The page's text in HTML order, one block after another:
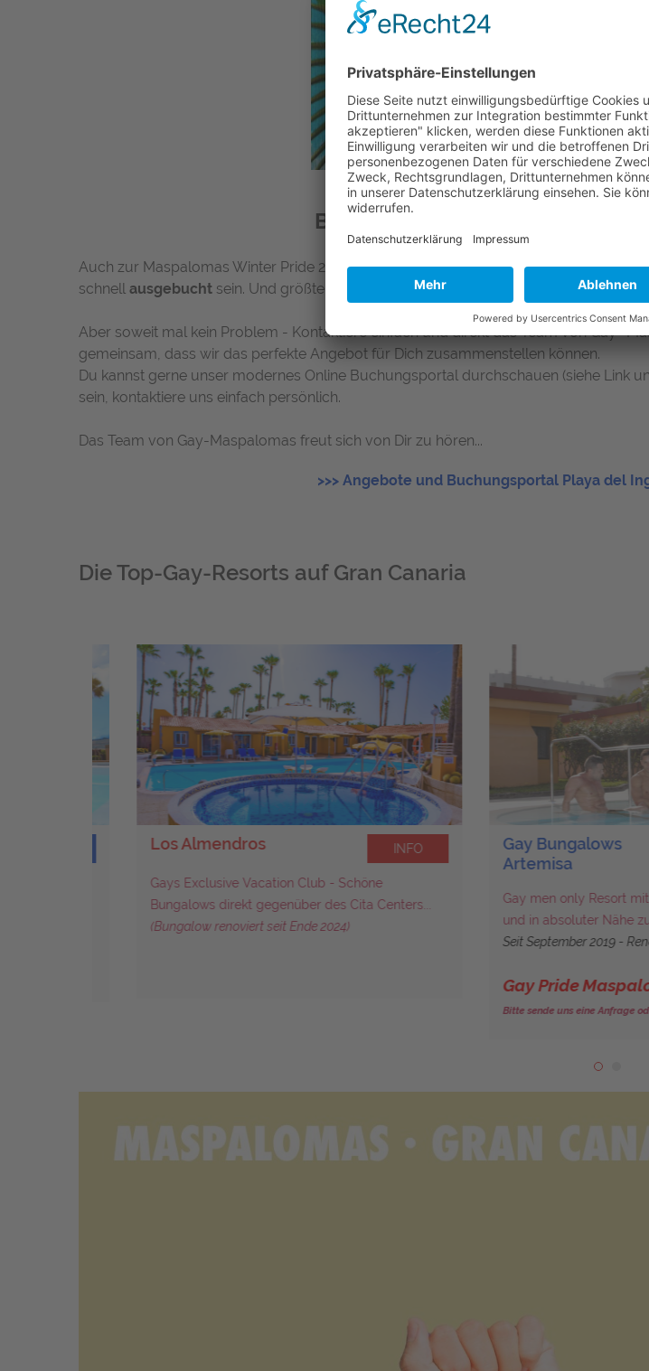
Buche Deinen Urlaub zur
Auch zur Maspalomas Winter Pride 2023 und darüber hinaus werden viele der
schnell ausgebucht sein. Und größtenteils sind sie es auch schon wieder...
Aber soweit mal kein Problem - Kontaktiere einfach und direkt das Team von Gay-
gemeinsam, dass wir das perfekte Angebot für Dich zusammenstellen können.
Du kannst gerne unser modernes Online Buchungsportal durchschauen (siehe Link
sein, kontaktiere uns einfach persönlich.
Das Team von Gay-Maspalomas freut sich von Dir zu hören...
>>> Angebote und Buchungsportal Playa del
Die Top-Gay-Resorts auf Gran Canaria
Los Almendros
Gays Exclusive Vacation Club - Schöne
Bungalows direkt gegenüber des Cita Centers...
(Bungalow renoviert seit Ende 2024)
Gay Bungalows
Artemisa
Gay men only Resort mitten in
und in absoluter Nähe zum
Seit September 2019 -
Gay Pride Maspalomas
Bitte sende uns eine Anfrage oder